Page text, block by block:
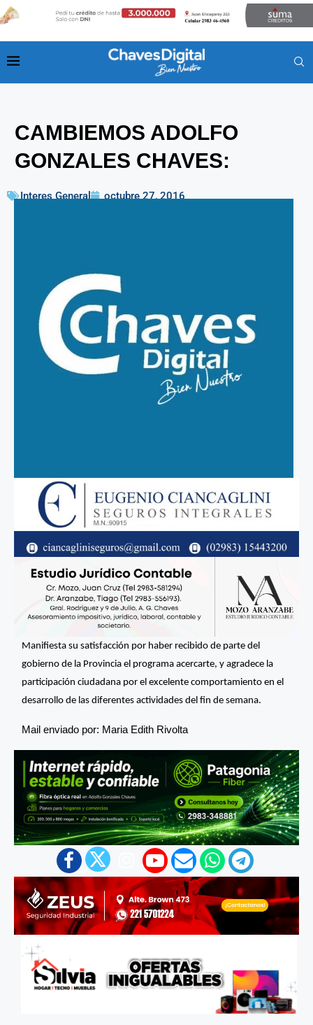
CAMBIEMOS ADOLFO
GONZALES CHAVES:
Interes General octubre 27, 2016
Manifiesta su satisfacción por haber recibido de parte del
gobierno de la Provincia el programa acercarte, y agradece la
participación ciudadana por el excelente comportamiento en el
desarrollo de las diferentes actividades del fin de semana.
Mail enviado por: Maria Edith Rivolta